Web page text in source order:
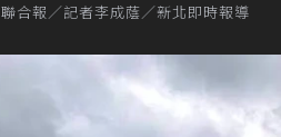
聯合報／記者李成蔭／新北即時報導